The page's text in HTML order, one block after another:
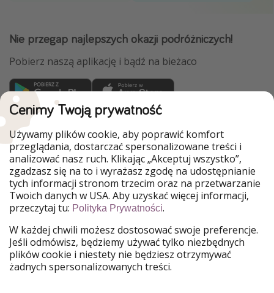
Nie przegap najlepszych okazji podróżniczych!
Pobierz naszą aplikację i bądź na bieżaco
WakacyjniPiraci są częścią Grupy HolidayPirates
Nasze rynki
PiratinViaggio
HolidayPirates
VakantiePiraten
VoyagesPirates
Ferienpiraten
Urlaubspiraten
Urlaubspiraten
ViajerosPiratas
TravelPirates
Nasza grupa
HolidayPirates Group
Poznaj nas! Informacje prawne
Cenimy Twoją prywatność
Używamy plików cookie, aby poprawić komfort
przeglądania, dostarczać spersonalizowane treści i
analizować nasz ruch. Klikając „Akceptuj wszystko”,
zgadzasz się na to i wyrażasz zgodę na udostępnianie
tych informacji stronom trzecim oraz na przetwarzanie
Twoich danych w USA. Aby uzyskać więcej informacji,
przeczytaj tu: Polityka Prywatności.
W każdej chwili możesz dostosować swoje preferencje.
Jeśli odmówisz, będziemy używać tylko niezbędnych
plików cookie i niestety nie będziesz otrzymywać
żadnych spersonalizowanych treści.